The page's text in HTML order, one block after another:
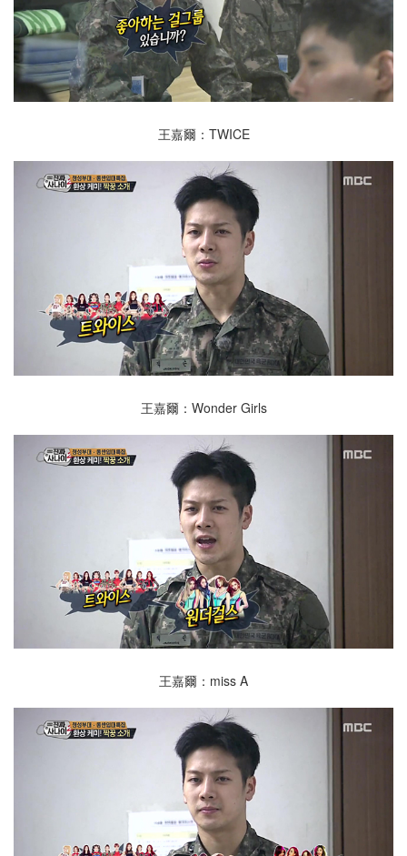
王嘉爾：TWICE
王嘉爾：Wonder Girls
王嘉爾：miss A